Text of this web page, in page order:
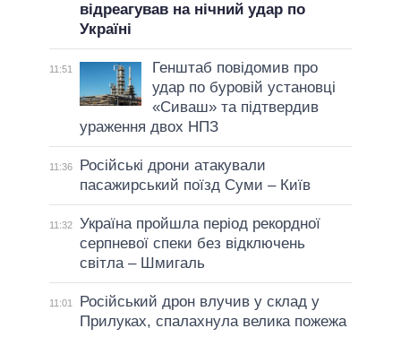
відреагував на нічний удар по
Україні
11:51
Генштаб повідомив про
удар по буровій установці
«Сиваш» та підтвердив
ураження двох НПЗ
11:36
Російські дрони атакували
пасажирський поїзд Суми – Київ
11:32
Україна пройшла період рекордної
серпневої спеки без відключень
світла – Шмигаль
11:01
Російський дрон влучив у склад у
Прилуках, спалахнула велика пожежа